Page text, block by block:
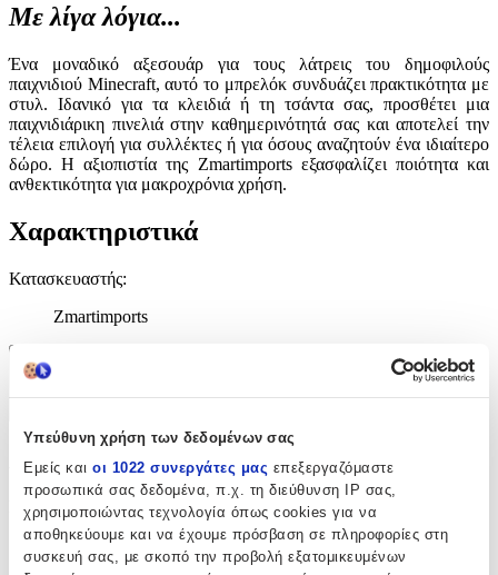
Υπεύθυνη χρήση των δεδομένων σας
Εμείς και οι 1022 συνεργάτες μας επεξεργαζόμαστε
προσωπικά σας δεδομένα, π.χ. τη διεύθυνση IP σας,
χρησιμοποιώντας τεχνολογία όπως cookies για να
αποθηκεύουμε και να έχουμε πρόσβαση σε πληροφορίες στη
συσκευή σας, με σκοπό την προβολή εξατομικευμένων
Με λίγα λόγια...
Ένα μοναδικό αξεσουάρ για τους λάτρεις του δημοφιλούς
παιχνιδιού Minecraft, αυτό το μπρελόκ συνδυάζει πρακτικότητα με
στυλ. Ιδανικό για τα κλειδιά ή τη τσάντα σας, προσθέτει μια
παιχνιδιάρικη πινελιά στην καθημερινότητά σας και αποτελεί την
τέλεια επιλογή για συλλέκτες ή για όσους αναζητούν ένα ιδιαίτερο
δώρο. Η αξιοπιστία της Zmartimports εξασφαλίζει ποιότητα και
ανθεκτικότητα για μακροχρόνια χρήση.
Χαρακτηριστικά
Κατασκευαστής:
Zmartimports
Χαρακτηριστικά
Χαρακτηριστικά
Κατασκευαστής:
Zmartimports